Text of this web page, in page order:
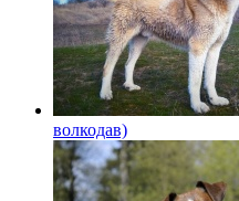
волкодав)